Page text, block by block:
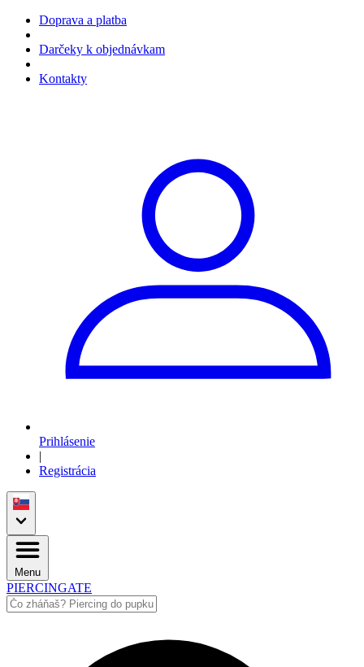
Doprava a platba
Darčeky k objednávkam
Kontakty
Prihlásenie
|
Registrácia
Menu
PIERCINGATE